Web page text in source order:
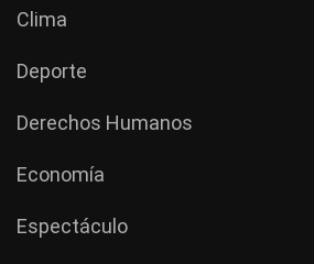
Clima
Deporte
Derechos Humanos
Economía
Espectáculo